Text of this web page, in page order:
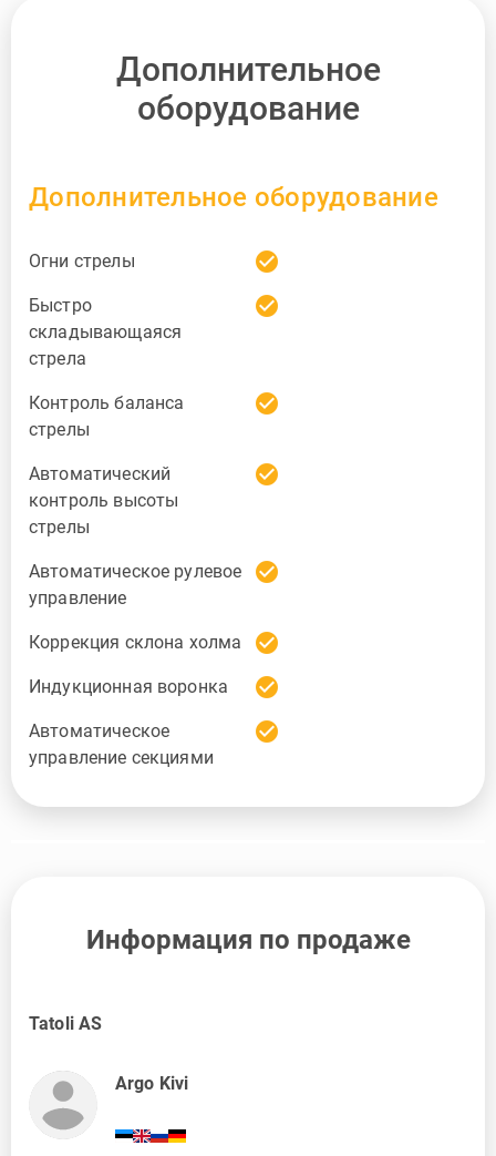
Дополнительное
оборудование
Дополнительное оборудование
Огни стрелы check_circle
Быстро
складывающаяся
стрела
check_circle
Контроль баланса
стрелы
check_circle
Автоматический
контроль высоты
стрелы
check_circle
Автоматическое рулевое
управление
check_circle
Коррекция склона холма check_circle
Индукционная воронка check_circle
Автоматическое
управление секциями
check_circle
Информация по продаже
Tatoli AS
Argo Kivi